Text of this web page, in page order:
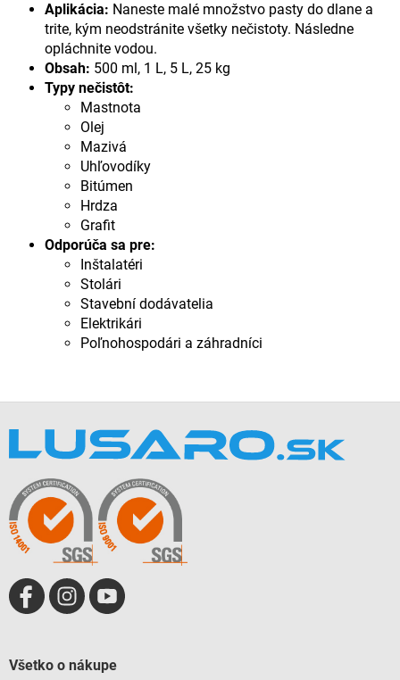
Aplikácia: Naneste malé množstvo pasty do dlane a
trite, kým neodstránite všetky nečistoty. Následne
opláchnite vodou.
Obsah: 500 ml, 1 L, 5 L, 25 kg
Typy nečistôt:
Mastnota
Olej
Mazivá
Uhľovodíky
Bitúmen
Hrdza
Grafit
Odporúča sa pre:
Inštalatéri
Stolári
Stavební dodávatelia
Elektrikári
Poľnohospodári a záhradníci
Všetko o nákupe